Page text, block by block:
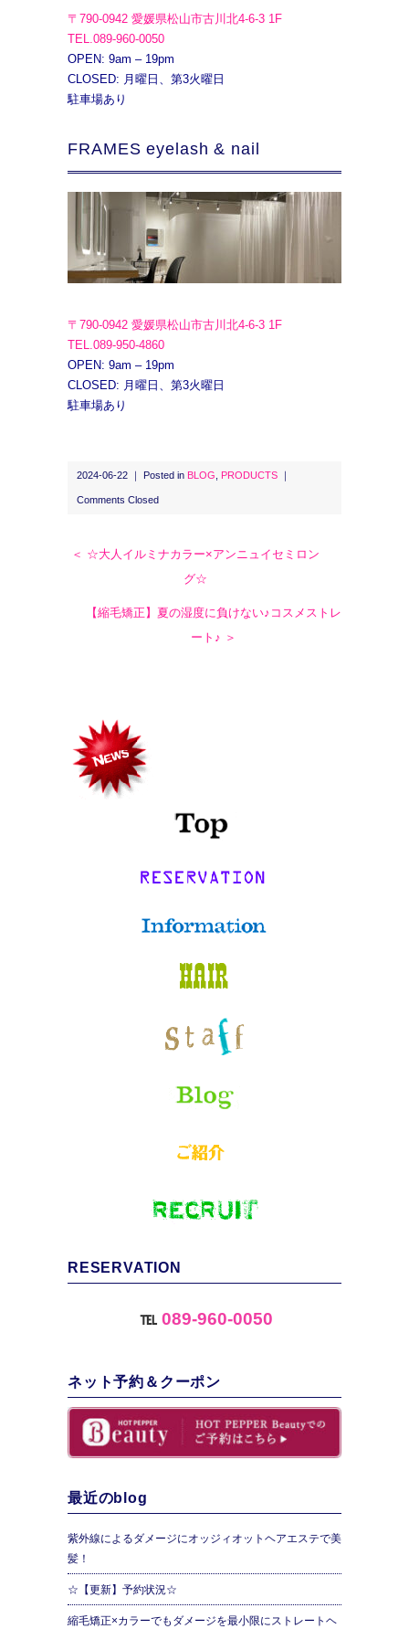
〒790-0942 愛媛県松山市古川北4-6-3 1F
TEL.089-960-0050
OPEN: 9am – 19pm
CLOSED: 月曜日、第3火曜日
駐車場あり
FRAMES eyelash & nail
〒790-0942 愛媛県松山市古川北4-6-3 1F
TEL.089-950-4860
OPEN: 9am – 19pm
CLOSED: 月曜日、第3火曜日
駐車場あり
2024-06-22 ｜ Posted in BLOG PRODUCTS
Comments Closed
＜ ☆大人イルミナカラー×アンニュイセミロン
グ☆
【縮毛矯正】夏の湿度に負けない♪コスメストレ
ート♪ ＞
RESERVATION
℡ 089-960-0050
ネット予約＆クーポン
最近のblog
紫外線によるダメージにオッジィオットヘアエステで美
髪！
☆【更新】予約状況☆
縮毛矯正×カラーでもダメージを最小限にストレートヘ